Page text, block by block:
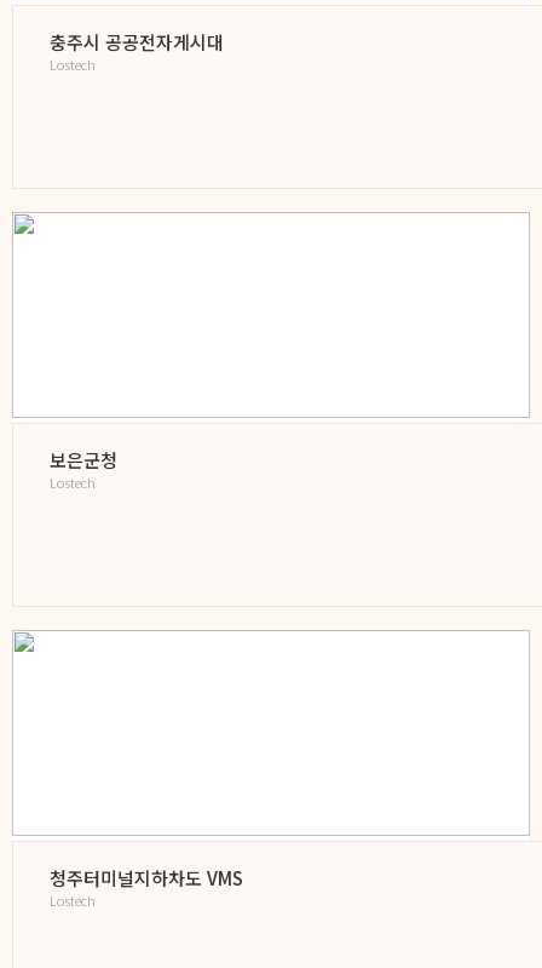
충주시 공공전자게시대
Lostech
보은군청
Lostech
청주터미널지하차도 VMS
Lostech